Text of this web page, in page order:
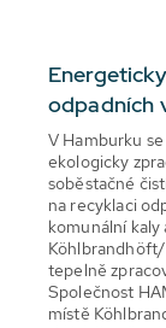
odpadních
V Hamburku
ekologicky
soběstačné
na recyklaci
komunální kaly
tepelně
Společnost
místě